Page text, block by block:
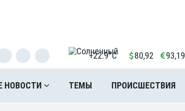
+22.9°C 80,92 93,19
НОВОСТИ ТЕМЫ ПРОИСШЕСТВИЯ